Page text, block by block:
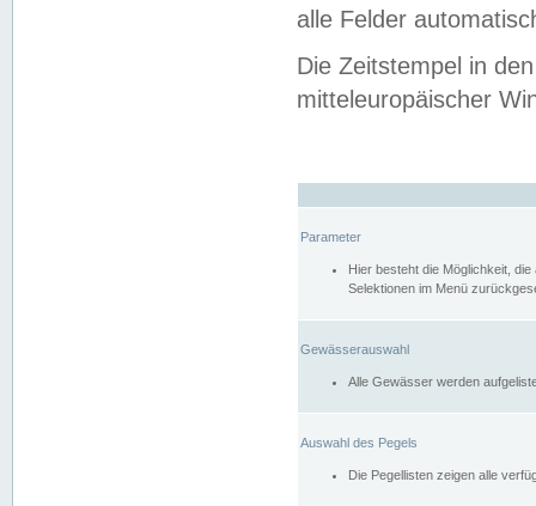
alle Felder
Die Zeitstempel in
mitteleuropäischer
Parameter
Hier besteht die Möglichkeit,
Selektionen im Menü
Gewässerauswahl
Alle Gewässer werden
Auswahl des Pegels
Die Pegellisten zeigen alle